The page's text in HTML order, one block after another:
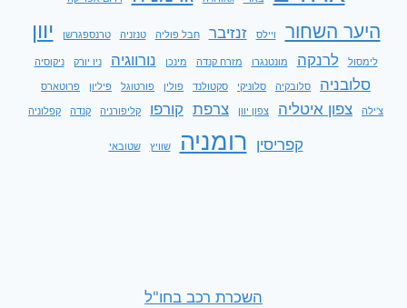
היער השחור ויילס זנזיבר חבל פוליה טנזניה טרנספגרשן יוון
לימסול לרנקה מונטנגרו מזרח קנדה מינכן נורווגיה ניו יורק ניקוסיה
סלובניה סלובקיה סלוניקי סקטולנד פולין פורטוגל פיליון פרוטארס
צ'ילה צפון איטליה צפון יוון צרפת קורפו קליפורניה קנדה קפלוניה
קפריסין רומניה שוויץ שטובאי
השכרת רכב בחו"ל